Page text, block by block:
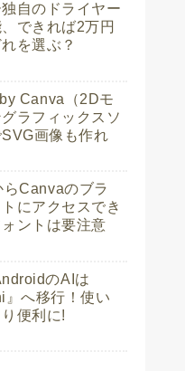
独自のドライヤー
できれば2万円
を選ぶ？
Canva（2Dモ
ラフィックスソ
画像も作れ
Canvaのブラ
にアクセスでき
ントは要注意
のAIは
』へ移行！使い
便利に!